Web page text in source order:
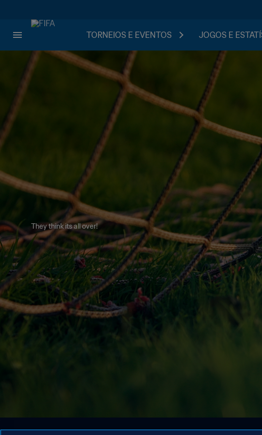
TORNEIOS E EVENTOS JOGOS E
They think its all over!